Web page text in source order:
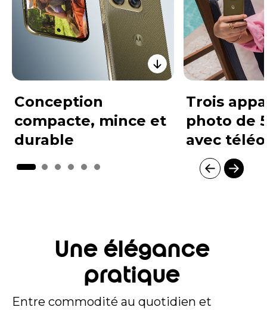
Conception
compacte, mince et
durable
Trois
photo de
avec
Une élégance
pratique
Entre commodité au quotidien et